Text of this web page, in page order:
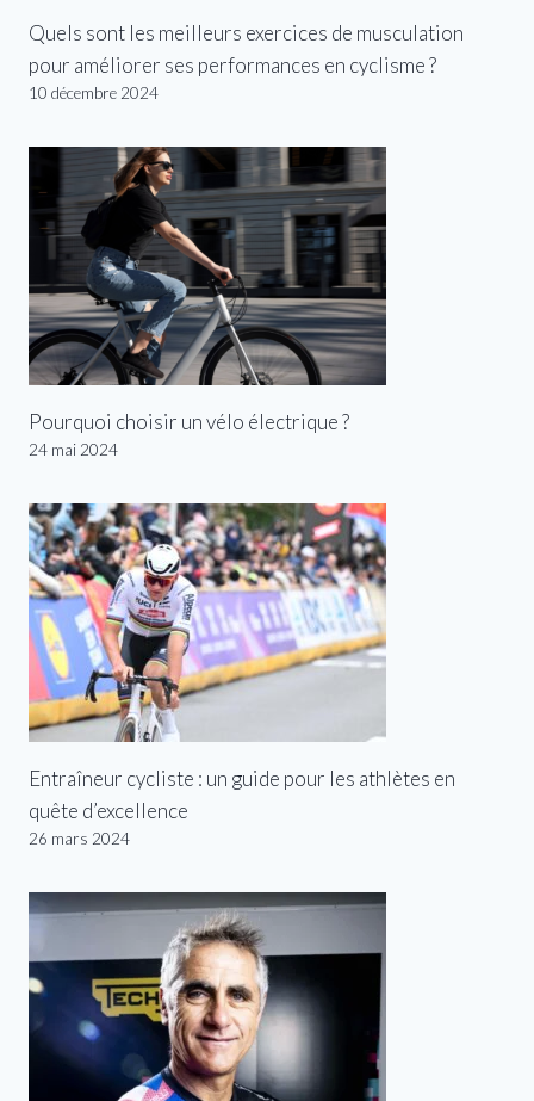
Quels sont les meilleurs exercices de musculation
pour améliorer ses performances en cyclisme ?
10 décembre 2024
Pourquoi choisir un vélo électrique ?
24 mai 2024
Entraîneur cycliste : un guide pour les athlètes en
quête d’excellence
26 mars 2024